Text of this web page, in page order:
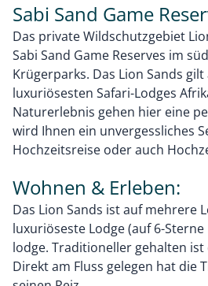
Sabi Sand Game
Das private Wildschutzgebiet
Sabi Sand Game Reserves im
Krügerparks. Das Lion Sands
luxuriösesten Safari-Lodges
Naturerlebnis gehen hier eine
wird Ihnen ein unvergessliches
Hochzeitsreise oder auch
Wohnen & Erleben:
Das Lion Sands ist auf mehrere
luxuriöseste Lodge (auf 6-
lodge. Traditioneller gehalten ist
Direkt am Fluss gelegen hat die